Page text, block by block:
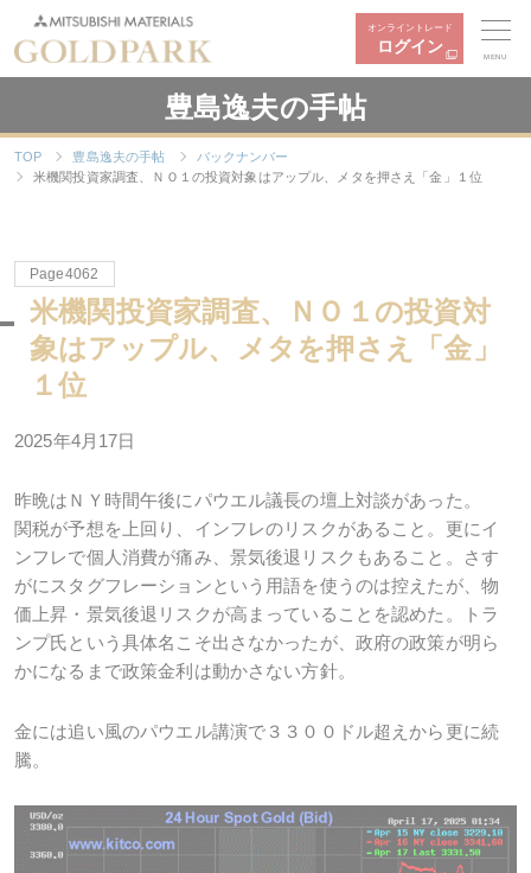
オンライントレード
ログイン
MENU
豊島逸夫の手帖
TOP 豊島逸夫の手帖
バックナンバー
米機関投資家調査、ＮＯ１の投資対象はアップル、メタを押さえ「金」１位
Page4062
米機関投資家調査、ＮＯ１の投資対
象はアップル、メタを押さえ「金」
１位
2025年4月17日
昨晩はＮＹ時間午後にパウエル議長の壇上対談があった。
関税が予想を上回り、インフレのリスクがあること。更にイ
ンフレで個人消費が痛み、景気後退リスクもあること。さす
がにスタグフレーションという用語を使うのは控えたが、物
価上昇・景気後退リスクが高まっていることを認めた。トラ
ンプ氏という具体名こそ出さなかったが、政府の政策が明ら
かになるまで政策金利は動かさない方針。
金には追い風のパウエル講演で３３００ドル超えから更に続
騰。